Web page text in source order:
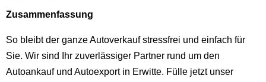
Zusammenfassung
So bleibt der ganze Autoverkauf stressfrei und einfach für
Sie. Wir sind Ihr zuverlässiger Partner rund um den
Autoankauf und Autoexport in Erwitte. Fülle jetzt unser